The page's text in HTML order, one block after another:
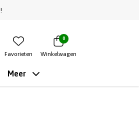
!
Favorieten
0
Winkelwagen
Meer